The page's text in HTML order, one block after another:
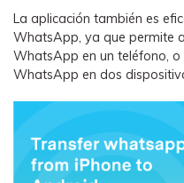
La aplicación también es
WhatsApp, ya que permite
WhatsApp en un teléfono,
WhatsApp en dos